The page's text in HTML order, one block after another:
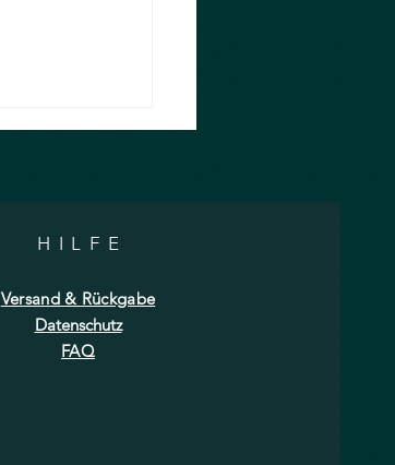
HILF E
Versand & Rückgabe
Datenschutz
FAQ